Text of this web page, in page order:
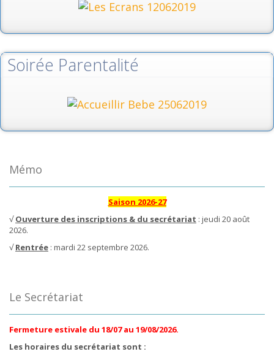
Soirée Parentalité
Mémo
Saison 2026-27
√Ouverture des inscriptions & du secrétariat : jeudi 20 août
2026.
√Rentrée : mardi 22 septembre 2026.
Le Secrétariat
Fermeture estivale du 18/07 au 19/08/2026.
Les horaires du secrétariat sont :